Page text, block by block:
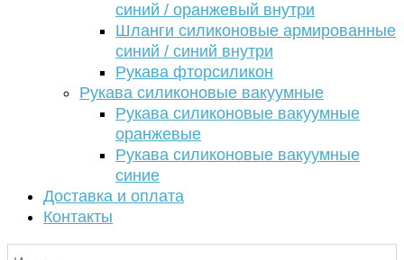
синий / оранжевый внутри
Шланги силиконовые армированные
синий / синий внутри
Рукава фторсиликон
Рукава силиконовые вакуумные
Рукава силиконовые вакуумные
оранжевые
Рукава силиконовые вакуумные
синие
Доставка и оплата
Контакты